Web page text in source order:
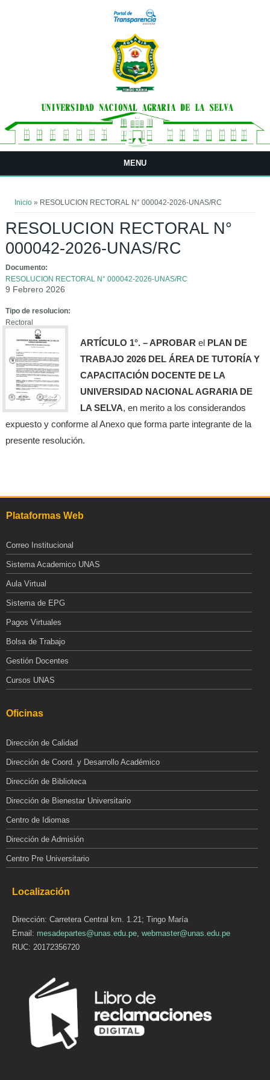
MENU
Inicio » RESOLUCION RECTORAL N° 000042-2026-UNAS/RC
RESOLUCION RECTORAL N°
000042-2026-UNAS/RC
Documento:
RESOLUCION RECTORAL N° 000042-2026-UNAS/RC
9 Febrero 2026
Tipo de resolucion:
Rectoral
ARTÍCULO 1°. – APROBAR el PLAN DE
TRABAJO 2026 DEL ÁREA DE TUTORÍA Y
CAPACITACIÓN DOCENTE DE LA
UNIVERSIDAD NACIONAL AGRARIA DE
LA SELVA, en merito a los considerandos
expuesto y conforme al Anexo que forma parte integrante de la
presente resolución.
Plataformas Web
Correo Institucional
Sistema Academico UNAS
Aula Virtual
Sistema de EPG
Pagos Virtuales
Bolsa de Trabajo
Gestión Docentes
Cursos UNAS
Oficinas
Dirección de Calidad
Dirección de Coord. y Desarrollo Académico
Dirección de Biblioteca
Dirección de Bienestar Universitario
Centro de Idiomas
Dirección de Admisión
Centro Pre Universitario
Localización
Dirección: Carretera Central km. 1.21; Tingo María
Email: mesadepartes@unas.edu.pe, webmaster@unas.edu.pe
RUC: 20172356720